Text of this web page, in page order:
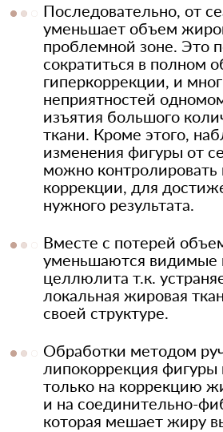
Последовательно, от
уменьшает объем
проблемной зоне. Это
сократиться в полном
гиперкоррекции, и
неприятностей
изъятия большого
ткани. Кроме этого,
изменения фигуры от
можно контролировать
коррекции, для
нужного результата.
Вместе с потерей
уменьшаются видимые
целлюлита т.к.
локальная жировая
своей структуре.
Обработки методом
липокоррекция фигуры
только на коррекцию
и на соединительно-
которая мешает жиру